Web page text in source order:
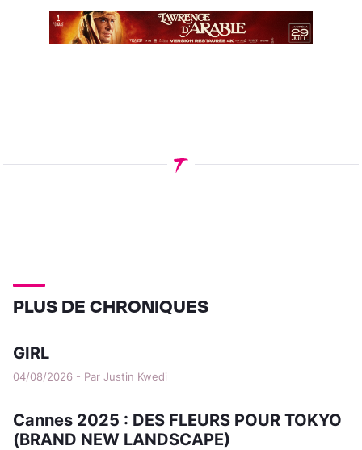
PLUS DE CHRONIQUES
GIRL
04/08/2026 - Par Justin Kwedi
Cannes 2025 : DES FLEURS POUR TOKYO
(BRAND NEW LANDSCAPE)